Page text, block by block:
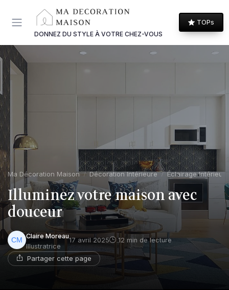
DONNEZ DU STYLE À VOTRE CHEZ-VOUS
TOPs
Ma Décoration Maison Décoration Intérieure Éclairage Intérieur
Illuminez votre maison avec
douceur
Claire Moreau
Illustratrice
17 avril 2025 12 min de lecture
Partager cette page
Panneau de gestion des cookies